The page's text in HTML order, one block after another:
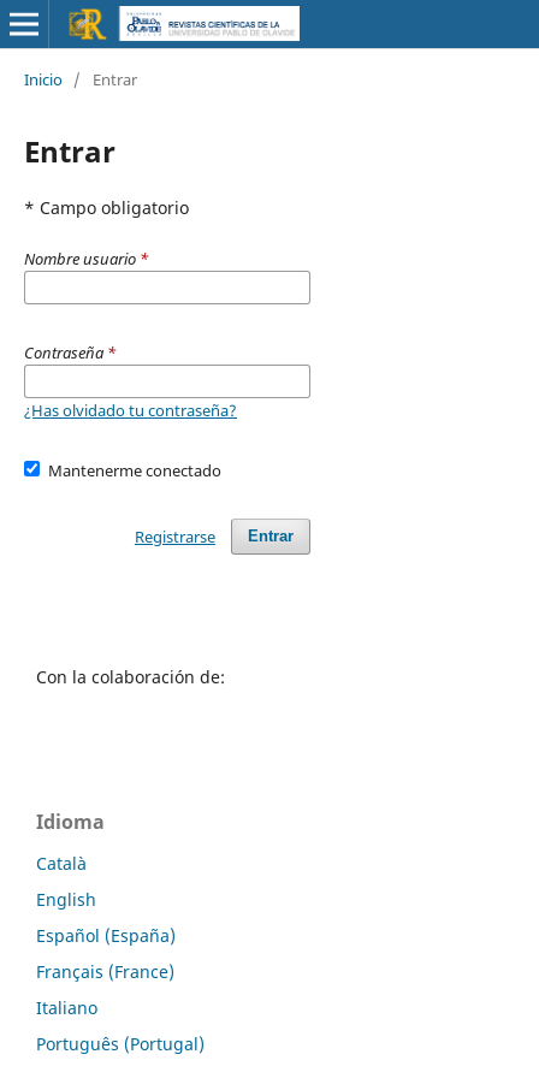
Inicio / Entrar
Entrar
* Campo obligatorio
Nombre usuario *
Contraseña *
¿Has olvidado tu contraseña?
Mantenerme conectado
Entrar
Registrarse
Con la colaboración de:
Idioma
Català
English
Español (España)
Français (France)
Italiano
Português (Portugal)